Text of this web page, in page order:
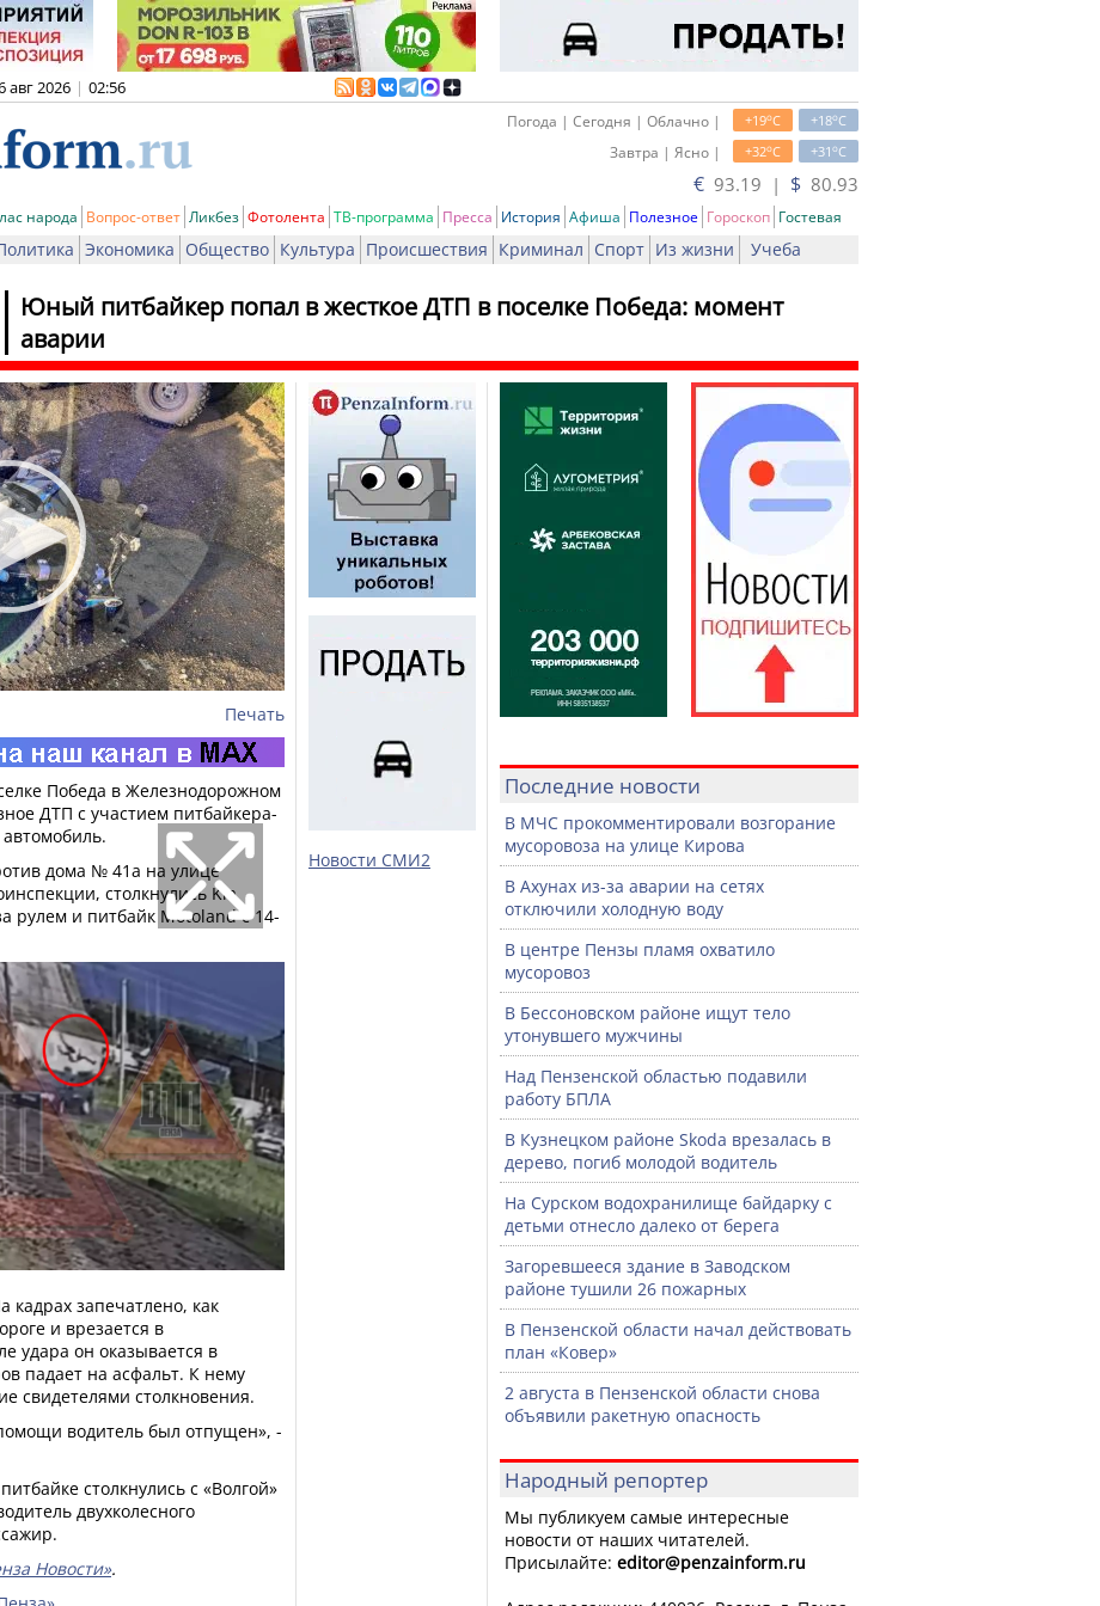
авг 2026 | 02:56
+18oC
+19oC
Погода | Сегодня | Облачно |
+31oC
+32oC
Завтра | Ясно |
€ 93.19 | $ 80.93
народа Вопрос-ответ Ликбез Фотолента ТВ-программа Пресса История Афиша Полезное Гороскоп Гостевая
Экономика Общество Культура Происшествия Криминал Спорт Из жизни Учеба
Юный питбайкер попал в жесткое ДТП в поселке Победа: момент
аварии
Печать
Победа в Железнодорожном
ДТП с участием питбайкера-
дома № 41а на улице
столкнулись Kia
рулем и питбайк Motoland с 14-
запечатлено, как
и врезается в
удара он оказывается в
падает на асфальт. К нему
свидетелями столкновения.
водитель был отпущен», -
столкнулись с «Волгой»
двухколесного
Новости».
Новости СМИ2
Последние новости
В МЧС прокомментировали возгорание
мусоровоза на улице Кирова
В Ахунах из-за аварии на сетях
отключили холодную воду
В центре Пензы пламя охватило
мусоровоз
В Бессоновском районе ищут тело
утонувшего мужчины
Над Пензенской областью подавили
работу БПЛА
В Кузнецком районе Skoda врезалась в
дерево, погиб молодой водитель
На Сурском водохранилище байдарку с
детьми отнесло далеко от берега
Загоревшееся здание в Заводском
районе тушили 26 пожарных
В Пензенской области начал действовать
план «Ковер»
2 августа в Пензенской области снова
объявили ракетную опасность
Народный репортер
Мы публикуем самые интересные
новости от наших читателей.
Присылайте: editor@penzainform.ru